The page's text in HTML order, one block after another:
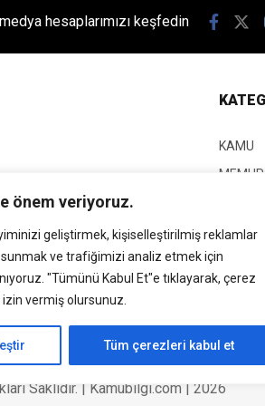
önem veriyoruz.
geliştirmek, kişiselleştirilmiş reklamlar
ve trafiğimizi analiz etmek için
"Tümünü Kabul Et"e tıklayarak, çerez
izin vermiş olursunuz.
Tüm çerezleri kabul et
hesaplarımızı keşfedin
KAMU
MEMUR
EĞİTİM
Saklıdır. | Kamubilgi.com | 2026